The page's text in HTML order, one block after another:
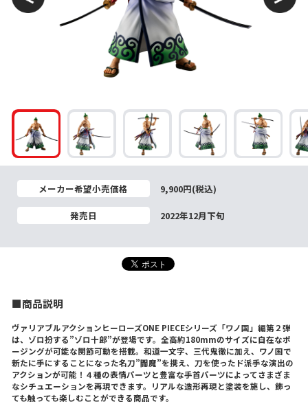
メーカー希望小売価格 9,900円(税込)
発売日 2022年12月下旬
■商品説明
ヴァリアブルアクションヒーローズONE PIECEシリーズ「ワノ国」編第２弾
は、ゾロ扮する”ゾロ十郎”が登場です。全高約180mmのサイズに自在なポ
ージングが可能な関節可動を搭載。和道一文字、三代鬼徹に加え、ワノ国で
新たに手にすることになった名刀”閻魔”を携え、刀を使ったド派手な演出の
アクションが可能！４種の表情パーツと豊富な手首パーツによってさまざま
なシチュエーションを再現できます。リアルな造形再現と塗装を施し、飾っ
ても触っても楽しむことができる商品です。